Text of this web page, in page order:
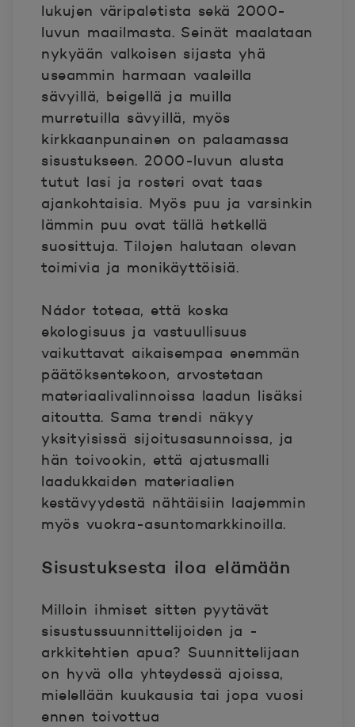
lukujen väripaletista sekä 2000-
luvun maailmasta. Seinät maalataan
nykyään valkoisen sijasta yhä
useammin harmaan vaaleilla
sävyillä, beigellä ja muilla
murretuilla sävyillä, myös
kirkkaanpunainen on palaamassa
sisustukseen. 2000-luvun alusta
tutut lasi ja rosteri ovat taas
ajankohtaisia. Myös puu ja varsinkin
lämmin puu ovat tällä hetkellä
suosittuja. Tilojen halutaan olevan
toimivia ja monikäyttöisiä.
Nádor toteaa, että koska
ekologisuus ja vastuullisuus
vaikuttavat aikaisempaa enemmän
päätöksentekoon, arvostetaan
materiaalivalinnoissa laadun lisäksi
aitoutta. Sama trendi näkyy
yksityisissä sijoitusasunnoissa, ja
hän toivookin, että ajatusmalli
laadukkaiden materiaalien
kestävyydestä nähtäisiin laajemmin
myös vuokra-asuntomarkkinoilla.
Sisustuksesta iloa elämään
Milloin ihmiset sitten pyytävät
sisustussuunnittelijoiden ja -
arkkitehtien apua? Suunnittelijaan
on hyvä olla yhteydessä ajoissa,
mielellään kuukausia tai jopa vuosi
ennen toivottua